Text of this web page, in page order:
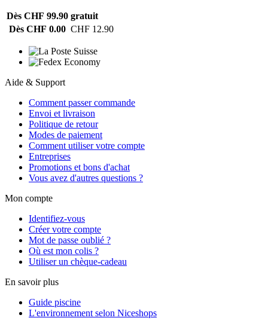
Dès CHF 99.90 gratuit
Dès CHF 0.00 CHF 12.90
Aide & Support
Comment passer commande
Envoi et livraison
Politique de retour
Modes de paiement
Comment utiliser votre compte
Entreprises
Promotions et bons d'achat
Vous avez d'autres questions ?
Mon compte
Identifiez-vous
Créer votre compte
Mot de passe oublié ?
Où est mon colis ?
Utiliser un chèque-cadeau
En savoir plus
Guide piscine
L'environnement selon Niceshops